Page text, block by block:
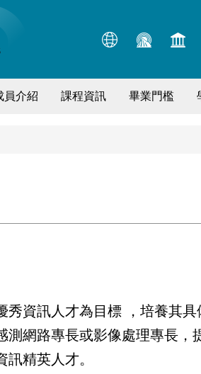
員介紹 課程資訊 畢業門檻
秀資訊人才為目標 ，培養其
測網路專長或影像處理專長，
精英人才。